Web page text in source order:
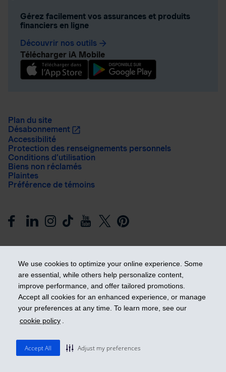
We use cookies to optimize your online experience. Some
are essential, while others help personalize content,
improve performance, and offer tailored promotions.
Accept all cookies for an enhanced experience, or manage
your preferences at any time. To learn more, see our
cookie policy .
Accept All Adjust my preferences
Gérez facilement vos assurances et produits
financiers en ligne
Découvrir nos outils arrow_forward
Télécharger iA Mobile
Plan du site
Désabonnement
Accessibilité
Protection des renseignements personnels
Conditions d’utilisation
Biens non réclamés
Plaintes
Préférence de témoins
Prendre les devants